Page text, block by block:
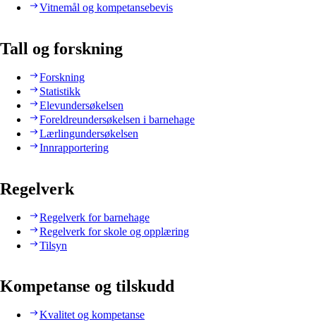
Vitnemål og kompetansebevis
Tall og forskning
Forskning
Statistikk
Elevundersøkelsen
Foreldreundersøkelsen i barnehage
Lærlingundersøkelsen
Innrapportering
Regelverk
Regelverk for barnehage
Regelverk for skole og opplæring
Tilsyn
Kompetanse og tilskudd
Kvalitet og kompetanse